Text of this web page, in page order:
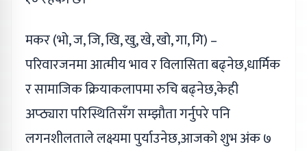
मकर (भो, ज, जि, खि, खु, खे, खो, गा, गि) –
परिवारजनमा आत्मीय भाव र विलासिता बढ्नेछ,धार्मिक
र सामाजिक क्रियाकलापमा रुचि बढ्नेछ,केही
अप्ठ्यारा परिस्थितिसँग सम्झौता गर्नुपरे पनि
लगनशीलताले लक्ष्यमा पुर्याउनेछ,आजको शुभ अंक ७